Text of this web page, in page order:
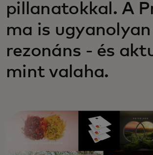
pillanatokkal. A
ma is ugyanolyan
rezonáns - és
mint valaha.